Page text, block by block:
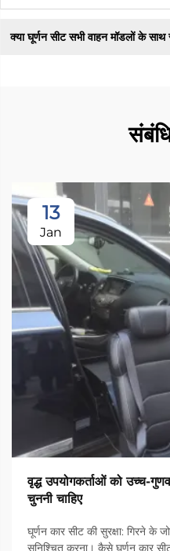
क्या घूर्णन सीट सभी वाहन मॉडलों के
13
Jan
वृद्ध उपयोगकर्ताओं को उच्च-
चुननी चाहिए
घूर्णन कार सीट की सुरक्षा: गिरने के